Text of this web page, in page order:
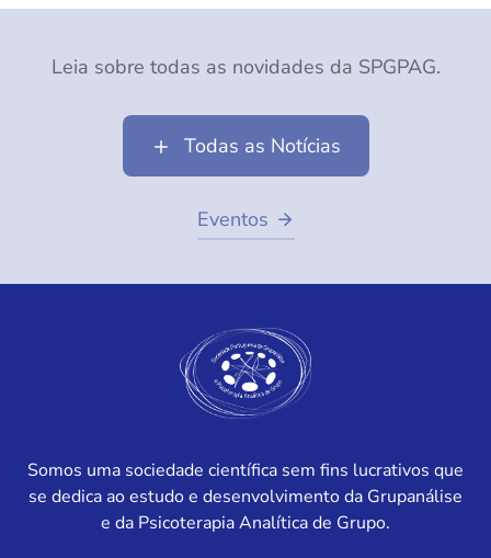
Leia sobre todas as novidades da SPGPAG.
Todas as Notícias
Eventos
Somos uma sociedade científica sem fins lucrativos que
se dedica ao estudo e desenvolvimento da Grupanálise
e da Psicoterapia Analítica de Grupo.